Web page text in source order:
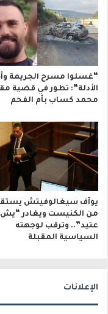
“غسلوا مسرح الجريمة
الأدلة”: تطور في قضية
محمد كساب بأم الفحم
يوآف سيغالوفيتش
من الكنيست ويغادر “يش
عتيد”.. وترقب لوجهته
السياسية المقبلة
الإعلانات